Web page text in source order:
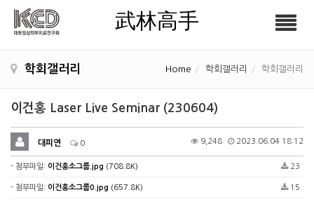
武林高手
武林高手
학회갤러리 Home 학회갤러리 학회갤러리
이건홍 Laser Live Seminar (230604)
대피연 0 9,248 2023.06.04 18:12
- 첨부파일: 이건홍소그룹.jpg (708.8K) 23
- 첨부파일: 이건홍소그룹0.jpg (657.8K) 15